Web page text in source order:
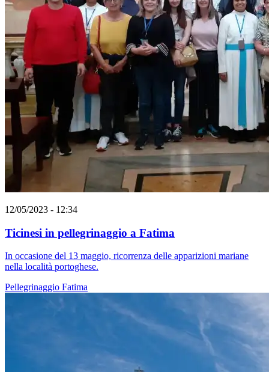
12/05/2023 - 12:34
Ticinesi in pellegrinaggio a Fatima
In occasione del 13 maggio, ricorrenza delle apparizioni mariane
nella località portoghese.
Pellegrinaggio Fatima